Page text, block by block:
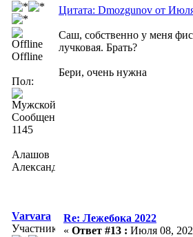
Offline
Пол:
Сообщений:
1145
Алашов
Александр
Цитата: Dmozgunov от
Саш, собственно у меня
лучковая. Брать?
Бери, очень нужна
Varvara
Участник
Re: Лежебока 2022
« Ответ #13 : Июля 08,